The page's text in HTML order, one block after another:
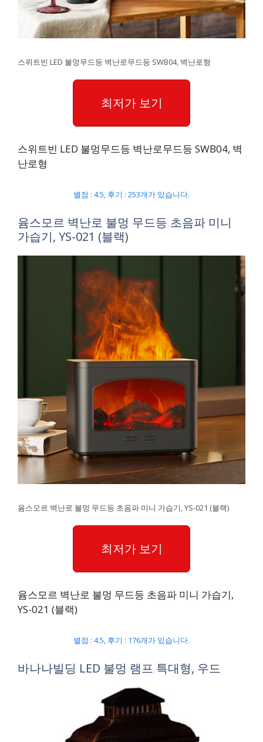
스위트빈 LED 불멍무드등 벽난로무드등 SWB04, 벽난로형
최저가 보기
스위트빈 LED 불멍무드등 벽난로무드등 SWB04, 벽
난로형
별점 : 4.5, 후기 : 253개가 있습니다.
윰스모르 벽난로 불멍 무드등 초음파 미니
가습기, YS-021 (블랙)
윰스모르 벽난로 불멍 무드등 초음파 미니 가습기, YS-021 (블랙)
최저가 보기
윰스모르 벽난로 불멍 무드등 초음파 미니 가습기,
YS-021 (블랙)
별점 : 4.5, 후기 : 176개가 있습니다.
바나나빌딩 LED 불멍 램프 특대형, 우드